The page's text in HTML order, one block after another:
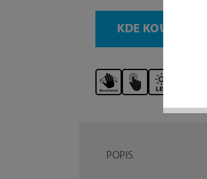
KDE KOUPIT
POPIS